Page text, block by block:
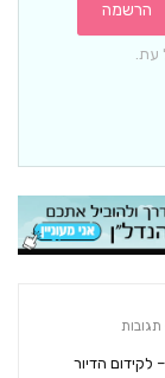
הרשמה
עת.
לקידום הדיור